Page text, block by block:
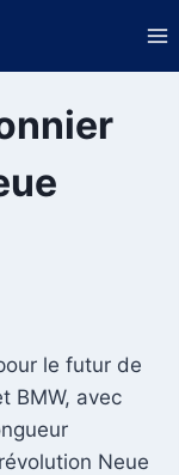
le futur de
BMW, avec
Neue